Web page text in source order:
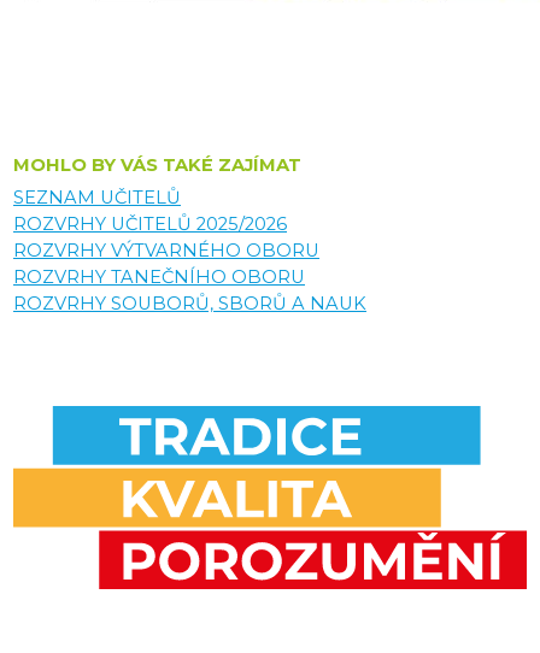
MOHLO BY VÁS TAKÉ ZAJÍMAT
SEZNAM UČITELŮ
ROZVRHY UČITELŮ 2025/2026
ROZVRHY VÝTVARNÉHO OBORU
ROZVRHY TANEČNÍHO OBORU
ROZVRHY SOUBORŮ, SBORŮ A NAUK